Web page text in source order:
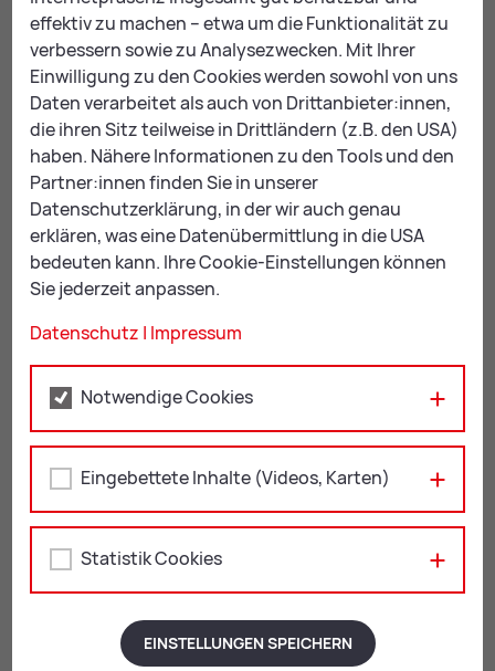
Termin, damit das Verfahren zeitgerecht in die Wege
geleitet werden kann.
Ortsbildschutz
In Leoben stehen einige Gebiete unter
Orts­bild­schutz. Die genauen Flächen sind
demFlä­chen­wid­mungs­planzu
entnehmen. In diesen Gebieten sind alle
Vorhaben, die sich auf das Ortsbild
auswirken, bewilligungspflichtig. Alle
geplanten Veränderungen werden durch
die Ortsbildsachverständige
begutachtet.
Er­for­der­li­che Un­ter­la­gen
Hier erhalten Sie einen ersten Überblick – je nach Art
des Bauvorhabens können zusätzliche Unterlagen
Unterlagen für die Errichtung einer PV-Anlage mit
einer Engpassleistung von bis zu 100 kWp bzw.
effektiv zu machen – etwa um die Funktionalität zu
verbessern sowie zu Analysezwecken. Mit Ihrer
Einwilligung zu den Cookies werden sowohl von uns
Daten verarbeitet als auch von Drittanbieter:innen,
die ihren Sitz teilweise in Drittländern (z.B. den USA)
haben. Nähere Informationen zu den Tools und den
Partner:innen finden Sie in unserer
Datenschutzerklärung, in der wir auch genau
erklären, was eine Datenübermittlung in die USA
bedeuten kann. Ihre Cookie-Einstellungen können
Sie jederzeit anpassen.
Datenschutz | Impressum
Notwendige Cookies
Eingebettete Inhalte (Videos, Karten)
Statistik Cookies
EINSTELLUNGEN SPEICHERN